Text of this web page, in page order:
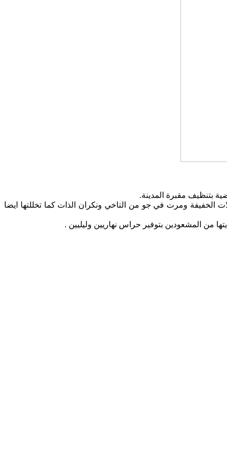
بتنظيف مقبرة المدينة.
الخفيفة ومرت في جو من التاخي ونكران الذات كما تخللتها ايضا
من المشعودين بتوفير حراس نهاريين وليليين .